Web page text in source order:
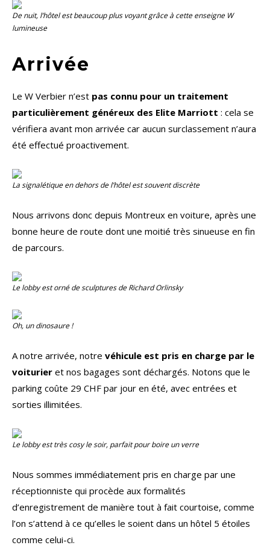
De nuit, l’hôtel est beaucoup plus voyant grâce à cette enseigne W
lumineuse
Arrivée
Le W Verbier n’est pas connu pour un traitement
particulièrement généreux des Elite Marriott : cela se
vérifiera avant mon arrivée car aucun surclassement n’aura
été effectué proactivement.
La signalétique en dehors de l’hôtel est souvent discrète
Nous arrivons donc depuis Montreux en voiture, après une
bonne heure de route dont une moitié très sinueuse en fin
de parcours.
Lelobbyest orné de sculptures de Richard Orlinsky
Oh, un dinosaure !
A notre arrivée, notre véhicule est pris en charge par le
voiturier et nos bagages sont déchargés. Notons que le
parking coûte 29 CHF par jour en été, avec entrées et
sorties illimitées.
Le lobby est très cosy le soir, parfait pour boire un verre
Nous sommes immédiatement pris en charge par une
réceptionniste qui procède aux formalités
d’enregistrement de manière tout à fait courtoise, comme
l’on s’attend à ce qu’elles le soient dans un hôtel 5 étoiles
comme celui-ci.